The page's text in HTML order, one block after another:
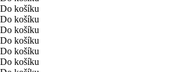
Do košíku
Do košíku
Do košíku
Do košíku
Do košíku
Do košíku